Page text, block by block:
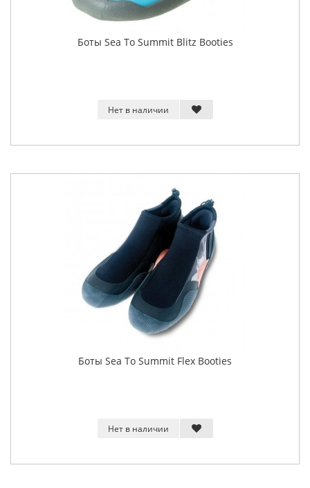
Боты Sea To Summit Blitz Booties
Нет в наличии
Боты Sea To Summit Flex Booties
Нет в наличии